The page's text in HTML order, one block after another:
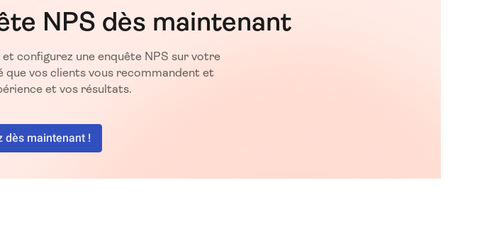
NPS dès maintenant
configurez une enquête NPS sur votre
vos clients vous recommandent et
et vos résultats.
dès maintenant !